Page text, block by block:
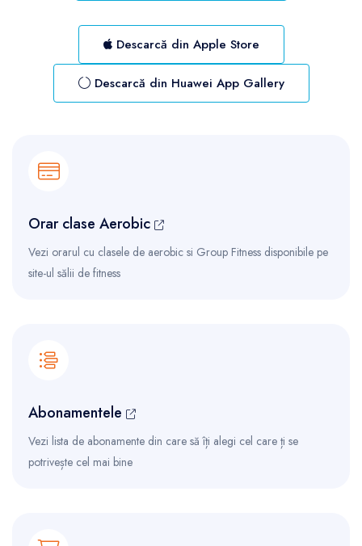
Descarcă din Apple Store
Descarcă din Huawei App Gallery
Orar clase Aerobic
Vezi orarul cu clasele de aerobic si Group Fitness disponibile pe
site-ul sălii de fitness
Abonamentele
Vezi lista de abonamente din care să îți alegi cel care ți se
potrivește cel mai bine